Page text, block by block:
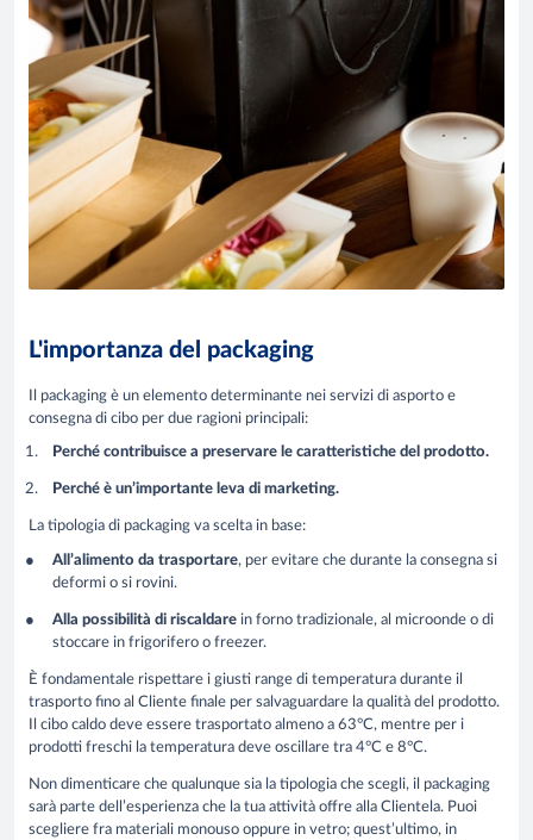
L'importanza del packaging
Il packaging è un elemento determinante nei servizi di asporto e
consegna di cibo per due ragioni principali:
Perché contribuisce a preservare le caratteristiche del prodotto.
Perché è un’importante leva di marketing.
La tipologia di packaging va scelta in base:
All’alimento da trasportare, per evitare che durante la consegna si
deformi o si rovini.
Alla possibilità di riscaldare in forno tradizionale, al microonde o di
stoccare in frigorifero o freezer.
È fondamentale rispettare i giusti range di temperatura durante il
trasporto fino al Cliente finale per salvaguardare la qualità del prodotto.
Il cibo caldo deve essere trasportato almeno a 63°C, mentre per i
prodotti freschi la temperatura deve oscillare tra 4°C e 8°C.
Non dimenticare che qualunque sia la tipologia che scegli, il packaging
sarà parte dell’esperienza che la tua attività offre alla Clientela. Puoi
scegliere fra materiali monouso oppure in vetro; quest’ultimo, in